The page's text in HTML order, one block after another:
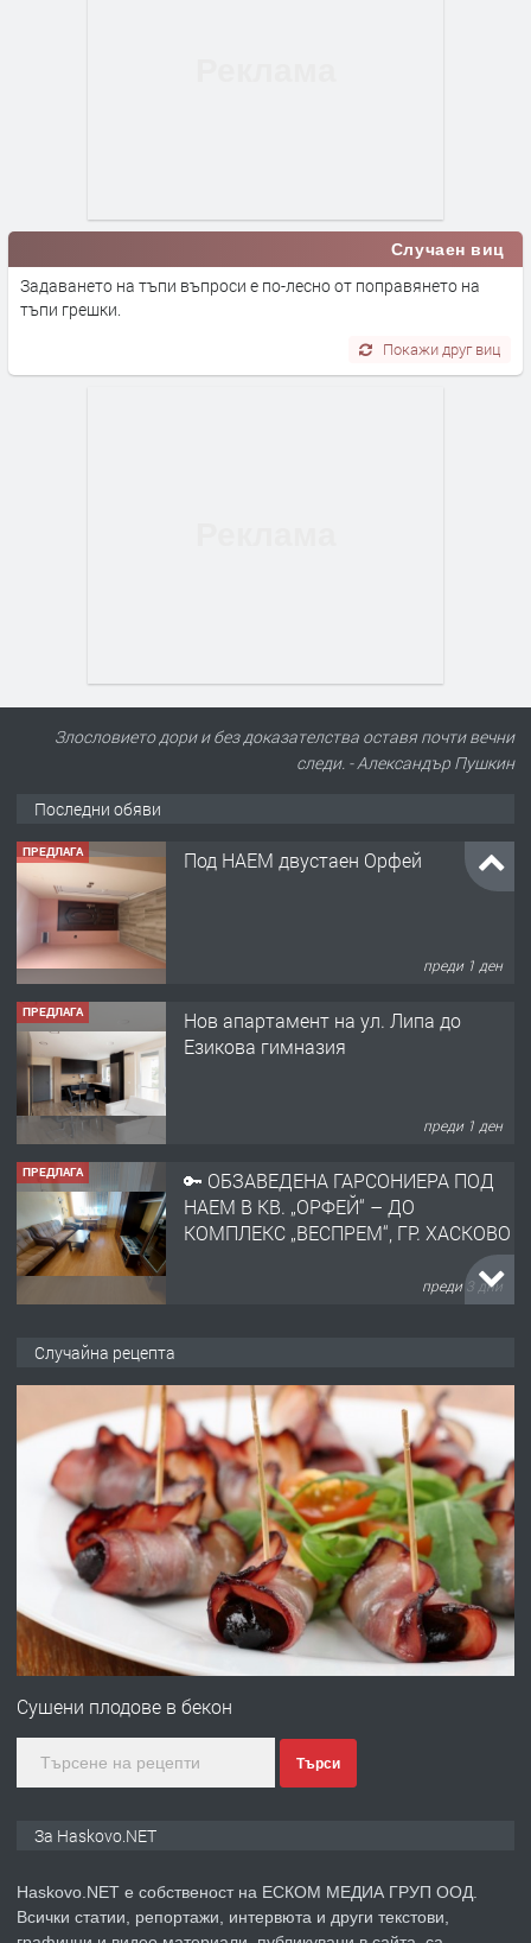
Случаен виц
Задаването на тъпи въпроси е по-лесно от поправянето на
тъпи грешки.
Покажи друг виц
Злословието дори и без доказателства оставя почти вечни
следи. - Александър Пушкин
Последни обяви
ПРЕДЛАГА Под НАЕМ двустаен Орфей
преди 1 ден
ПРЕДЛАГА
Нов апартамент на ул. Липа до
Езикова гимназия
преди 1 ден
ПРЕДЛАГА
🔑 ОБЗАВЕДЕНА ГАРСОНИЕРА ПОД
НАЕМ В КВ. „ОРФЕЙ“ – ДО
КОМПЛЕКС „ВЕСПРЕМ“, ГР. ХАСКОВО
преди 3 дни
АПАРТАМЕНТ В ЦЕНТЪРА НА ГР.
ХАСКОВО
преди 3 дни
ПРЕДЛАГА Давам гараж под наем
преди 4 дни
ПРЕДЛАГА
№4120 Магазин/Офис под наем в кв.
градската градина!
преди 4 дни
Случайна рецепта
Сушени плодове в бекон
Търси
За Haskovo.NET
Haskovo.NET е собственост на ЕСКОМ МЕДИА ГРУП ООД.
Всички статии, репортажи, интервюта и други текстови,